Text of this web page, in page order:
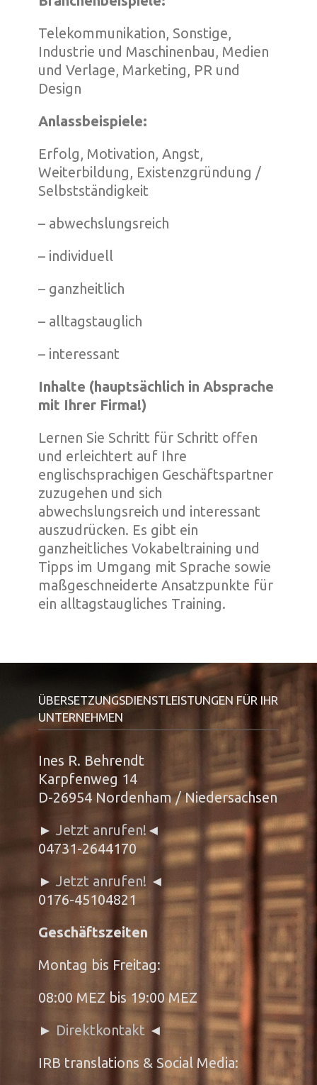
Telekommunikation, Sonstige,
Industrie und Maschinenbau, Medien
und Verlage, Marketing, PR und
Design
Anlassbeispiele:
Erfolg, Motivation, Angst,
Weiterbildung, Existenzgründung /
Selbstständigkeit
– abwechslungsreich
– individuell
– ganzheitlich
– alltagstauglich
– interessant
Inhalte (hauptsächlich in Absprache
mit Ihrer Firma!)
Lernen Sie Schritt für Schritt offen
und erleichtert auf Ihre
englischsprachigen Geschäftspartner
zuzugehen und sich
abwechslungsreich und interessant
auszudrücken. Es gibt ein
ganzheitliches Vokabeltraining und
Tipps im Umgang mit Sprache sowie
maßgeschneiderte Ansatzpunkte für
ein alltagstaugliches Training.
ÜBERSETZUNGSDIENSTLEISTUNGEN FÜR IHR
UNTERNEHMEN
Ines R. Behrendt
Karpfenweg 14
D-26954 Nordenham / Niedersachsen
► Jetzt anrufen! ◄
04731-2644170
►Jetzt anrufen! ◄
0176-45104821
Geschäftszeiten
Montag bis Freitag:
08:00 MEZ bis 19:00 MEZ
► Direktkontakt ◄
IRB translations & Social Media: